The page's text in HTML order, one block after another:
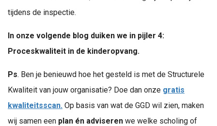
tijdens de inspectie.
In onze volgende blog duiken we in pijler 4:
Proceskwaliteit in de kinderopvang.
Ps. Ben je benieuwd hoe het gesteld is met de Structurele
Kwaliteit van jouw organisatie? Doe dan onze gratis
kwaliteitsscan. Op basis van wat de GGD wil zien, maken
wij samen een plan én adviseren we welke scholing of